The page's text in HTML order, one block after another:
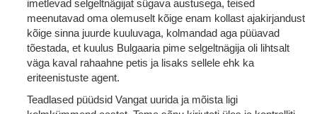
imetlevad selgeltnägijat sügava austusega, teised
meenutavad oma olemuselt kõige enam kollast ajakirjandust
kõige sinna juurde kuuluvaga, kolmandad aga püüavad
tõestada, et kuulus Bulgaaria pime selgeltnägija oli lihtsalt
väga kaval rahaahne petis ja lisaks sellele ehk ka
eriteenistuste agent.
Teadlased püüdsid Vangat uurida ja mõista ligi